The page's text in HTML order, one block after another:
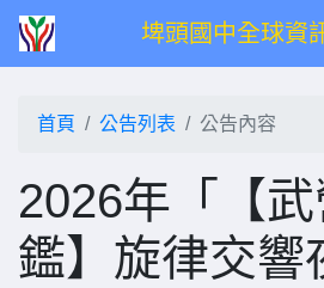
埤頭國中全球資
首頁 公告列表 公告內容
2026年「【武
鑑】旋律交響